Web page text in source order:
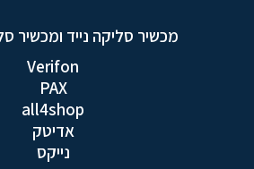
מכשיר סליקה נייד ומכשיר
Verifon
PAX
all4shop
אדיטק
נייקס